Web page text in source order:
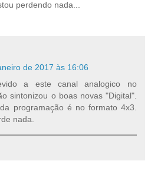
perdendo nada...
de 2017 às 16:06
a este canal analogico no
sintonizou o boas novas "Digital".
programação é no formato 4x3.
nada.